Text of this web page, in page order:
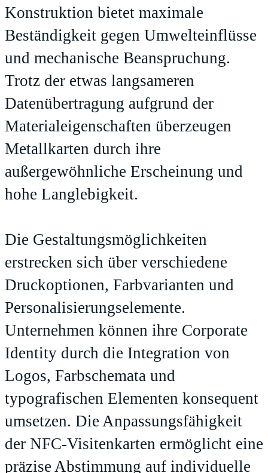
Konstruktion bietet maximale
Beständigkeit gegen Umwelteinflüsse
und mechanische Beanspruchung.
Trotz der etwas langsameren
Datenübertragung aufgrund der
Materialeigenschaften überzeugen
Metallkarten durch ihre
außergewöhnliche Erscheinung und
hohe Langlebigkeit.
Die Gestaltungsmöglichkeiten
erstrecken sich über verschiedene
Druckoptionen, Farbvarianten und
Personalisierungselemente.
Unternehmen können ihre Corporate
Identity durch die Integration von
Logos, Farbschemata und
typografischen Elementen konsequent
umsetzen. Die Anpassungsfähigkeit
der NFC-Visitenkarten ermöglicht eine
präzise Abstimmung auf individuelle